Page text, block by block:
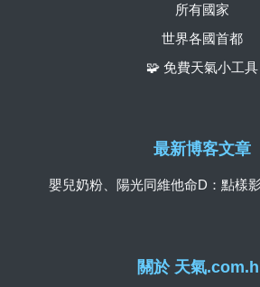
關於 天氣
所有國家
世界各國首都
🧩 免費天氣小工具
最新博客文章
嬰兒奶粉、陽光同維他命D：點樣